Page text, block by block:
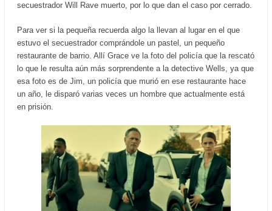
secuestrador Will Rave muerto, por lo que dan el caso por cerrado.
Para ver si la pequeña recuerda algo la llevan al lugar en el que
estuvo el secuestrador comprándole un pastel, un pequeño
restaurante de barrio. Allí Grace ve la foto del policía que la rescató
lo que le resulta aún más sorprendente a la detective Wells, ya que
esa foto es de Jim, un policía que murió en ese restaurante hace
un año, le disparó varias veces un hombre que actualmente está
en prisión.